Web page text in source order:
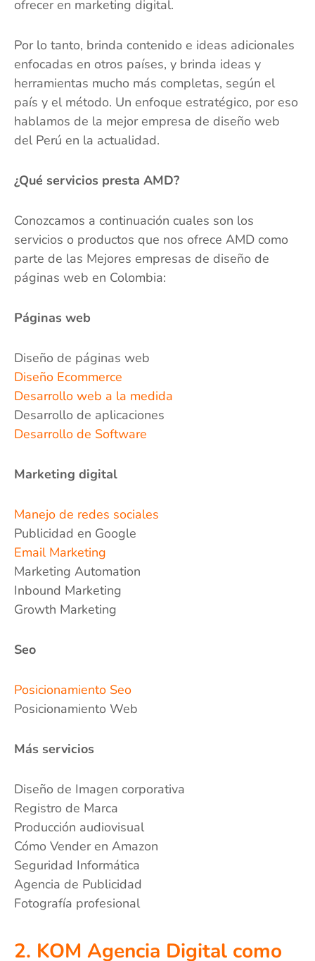
ofrecer en marketing digital.
Por lo tanto, brinda contenido e ideas adicionales
enfocadas en otros países, y brinda ideas y
herramientas mucho más completas, según el
país y el método. Un enfoque estratégico, por eso
hablamos de la mejor empresa de diseño web
del Perú en la actualidad.
¿Qué servicios presta AMD?
Conozcamos a continuación cuales son los
servicios o productos que nos ofrece AMD como
parte de las Mejores empresas de diseño de
páginas web en Colombia:
Páginas web
Diseño de páginas web
Diseño Ecommerce
Desarrollo web a la medida
Desarrollo de aplicaciones
Desarrollo de Software
Marketing digital
Manejo de redes sociales
Publicidad en Google
Email Marketing
Marketing Automation
Inbound Marketing
Growth Marketing
Seo
Posicionamiento Seo
Posicionamiento Web
Más servicios
Diseño de Imagen corporativa
Registro de Marca
Producción audiovisual
Cómo Vender en Amazon
Seguridad Informática
Agencia de Publicidad
Fotografía profesional
2. KOM Agencia Digital como